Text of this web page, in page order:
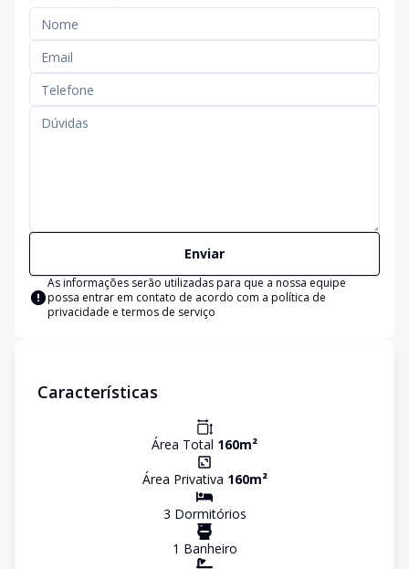
Enviar
As informações serão utilizadas para que a nossa equipe
possa entrar em contato de acordo com a política de
privacidade e termos de serviço
Características
Área Total 160m²
Área Privativa 160m²
3 Dormitórios
1 Banheiro